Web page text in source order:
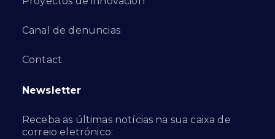
Canal de denuncias
Contact
Newsletter
Receba as últimas notícias na sua caixa de
correio eletrónico: